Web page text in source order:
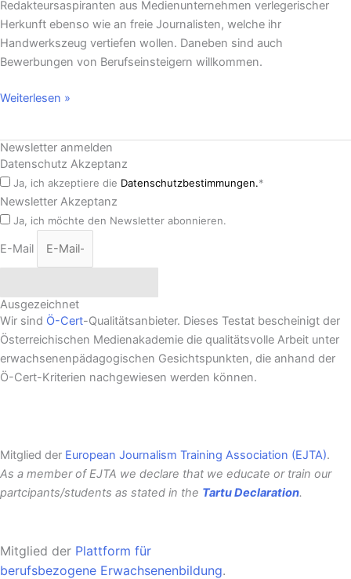
Redakteursaspiranten aus Medienunternehmen verlegerischer
Herkunft ebenso wie an freie Journalisten, welche ihr
Handwerkszeug vertiefen wollen. Daneben sind auch
Bewerbungen von Berufseinsteigern willkommen.
Weiterlesen »
Newsletter anmelden
Datenschutz Akzeptanz
Ja, ich akzeptiere die Datenschutzbestimmungen.*
Newsletter Akzeptanz
Ja, ich möchte den Newsletter abonnieren.
E-Mail
Ausgezeichnet
Wir sind Ö-Cert-Qualitätsanbieter. Dieses Testat bescheinigt der
Österreichischen Medienakademie die qualitätsvolle Arbeit unter
erwachsenenpädagogischen Gesichtspunkten, die anhand der
Ö-Cert-Kriterien nachgewiesen werden können.
Mitglied der European Journalism Training Association (EJTA).
As a member of EJTA we declare that we educate or train our
partcipants/students as stated in the Tartu Declaration.
Mitglied der Plattform für
berufsbezogene Erwachsenenbildung.